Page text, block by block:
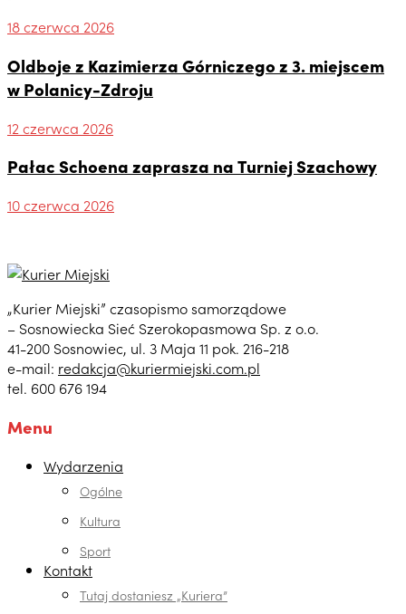
18 czerwca 2026
Oldboje z Kazimierza Górniczego z 3. miejscem
w Polanicy-Zdroju
12 czerwca 2026
Pałac Schoena zaprasza na Turniej Szachowy
10 czerwca 2026
„Kurier Miejski” czasopismo samorządowe
– Sosnowiecka Sieć Szerokopasmowa Sp. z o.o.
41-200 Sosnowiec, ul. 3 Maja 11 pok. 216-218
e-mail: redakcja@kuriermiejski.com.pl
tel. 600 676 194
Menu
Wydarzenia
Ogólne
Kultura
Sport
Kontakt
Tutaj dostaniesz „Kuriera”